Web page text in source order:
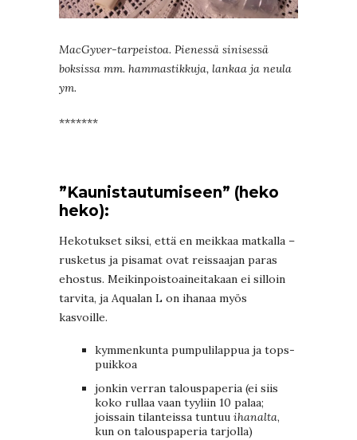
MacGyver-tarpeistoa. Pienessä sinisessä
boksissa mm. hammastikkuja, lankaa ja neula
ym.
*******
”Kaunistautumiseen” (heko
heko):
Hekotukset siksi, että en meikkaa matkalla –
rusketus ja pisamat ovat reissaajan paras
ehostus. Meikinpoistoaineitakaan ei silloin
tarvita, ja Aqualan L on ihanaa myös
kasvoille.
kymmenkunta pumpulilappua ja tops-
puikkoa
jonkin verran talouspaperia (ei siis
koko rullaa vaan tyyliin 10 palaa;
joissain tilanteissa tuntuu ihanalta,
kun on talouspaperia tarjolla)